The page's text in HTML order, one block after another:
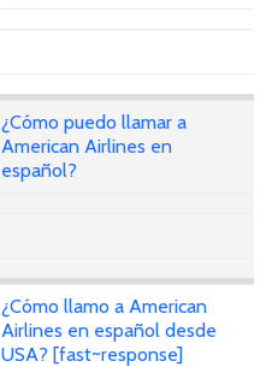
¿Cómo puedo llamar a
American Airlines en
español?
¿Cómo llamo a American
Airlines en español desde
USA? [fast~response]